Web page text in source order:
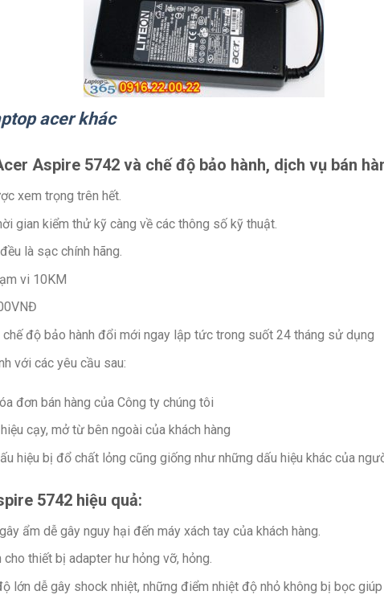
acer khác
Aspire 5742 và chế độ bảo hành, dịch vụ bán
xem trọng trên hết.
gian kiểm thử kỹ càng về các thông số kỹ thuật.
là sạc chính hãng.
vi 10KM
chế độ bảo hành đổi mới ngay lập tức trong suốt 24 tháng sử dụng
với các yêu cầu sau:
đơn bán hàng của Công ty chúng tôi
cạy, mở từ bên ngoài của khách hàng
hiệu bị đổ chất lỏng cũng giống như những dấu hiệu khác của
5742 hiệu quả:
ẩm dễ gây nguy hại đến máy xách tay của khách hàng.
thiết bị adapter hư hỏng vỡ, hỏng.
lớn dễ gây shock nhiệt, những điểm nhiệt độ nhỏ không bị bọc